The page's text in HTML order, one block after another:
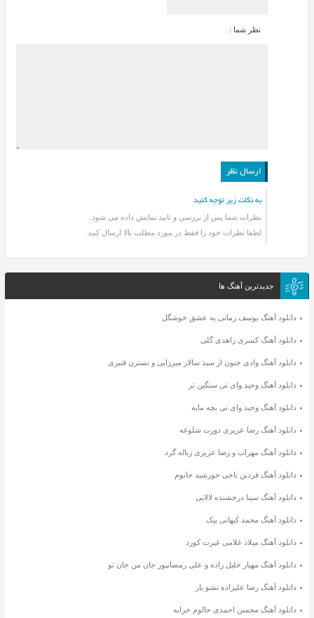
نظر شما :
به نکات زیر توجه کنید
نظرات شما پس از بررسی و تایید نمایش داده می شود.
لطفا نظرات خود را فقط در مورد مطلب بالا ارسال کنید.
جدیدترین آهنگ ها
دانلود آهنگ یوسف زمانی یه عشق خوشگل
دانلود آهنگ کسری زاهدی گلی
دانلود آهنگ وادی جنون از سید سالار میرزایی و نسترن قنبری
دانلود آهنگ وحید وای تی سنگین تر
دانلود آهنگ وحید وای تی بچه مایه
دانلود آهنگ رضا عزیزی دورت شلوغه
دانلود آهنگ مهراب و رضا عزیزی زباله گرد
دانلود آهنگ فردین ناجی خورشید خانوم
دانلود آهنگ سینا درخشنده لالایی
دانلود آهنگ محمد کیهانی پیک
دانلود آهنگ میلاد غلامی غیرت کورد
دانلود آهنگ مهیار خلیل زاده و علی رمضانپور جان من جان تو
دانلود آهنگ رضا علیزاده نشو یار
دانلود آهنگ محسن احمدی حالوم خرابه